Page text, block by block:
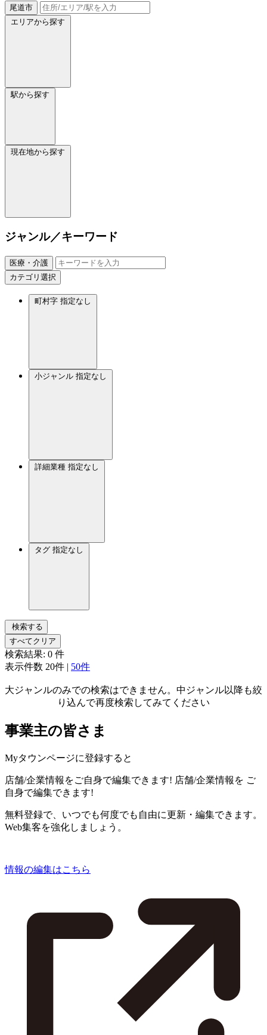
尾道市
エリアから探す
駅から探す
現在地から探す
ジャンル／キーワード
医療・介護
カテゴリ選択
町村字 指定なし
小ジャンル 指定なし
詳細業種 指定なし
タグ 指定なし
検索する
すべてクリア
検索結果: 0 件
表示件数 20件 | 50件
大ジャンルのみでの検索はできません。中ジャンル以降も絞
り込んで再度検索してみてください
事業主の皆さま
Myタウンページに登録すると
店舗/企業情報をご自身で編集できます! 店舗/企業情報を ご
自身で編集できます!
無料登録で、いつでも何度でも自由に更新・編集できます。
Web集客を強化しましょう。
情報の編集はこちら